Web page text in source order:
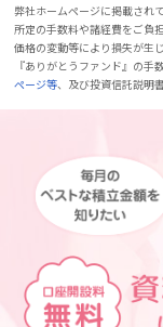
弊社ホームページに掲載され
所定の手数料や諸経費をご負
価格の変動等により損失が生
『ありがとうファンド』の
ページ等、及び投資信託説明